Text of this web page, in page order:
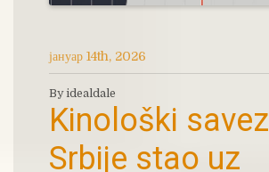
јануар 14th, 2026
By idealdale
Kinološki savez
Srbije stao uz